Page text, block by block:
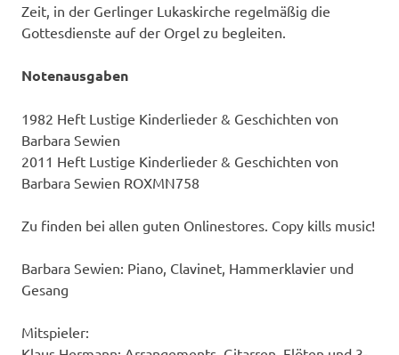
Zeit, in der Gerlinger Lukaskirche regelmäßig die
Gottesdienste auf der Orgel zu begleiten.
Notenausgaben
1982 Heft Lustige Kinderlieder & Geschichten von
Barbara Sewien
2011 Heft Lustige Kinderlieder & Geschichten von
Barbara Sewien ROXMN758
Zu finden bei allen guten Onlinestores. Copy kills music!
Barbara Sewien: Piano, Clavinet, Hammerklavier und
Gesang
Mitspieler: